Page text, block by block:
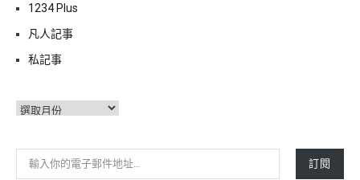
1234 Plus
凡人記事
私記事
彙
輸入你的電子郵件地址…
訂閱